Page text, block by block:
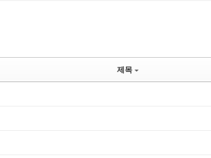
제목